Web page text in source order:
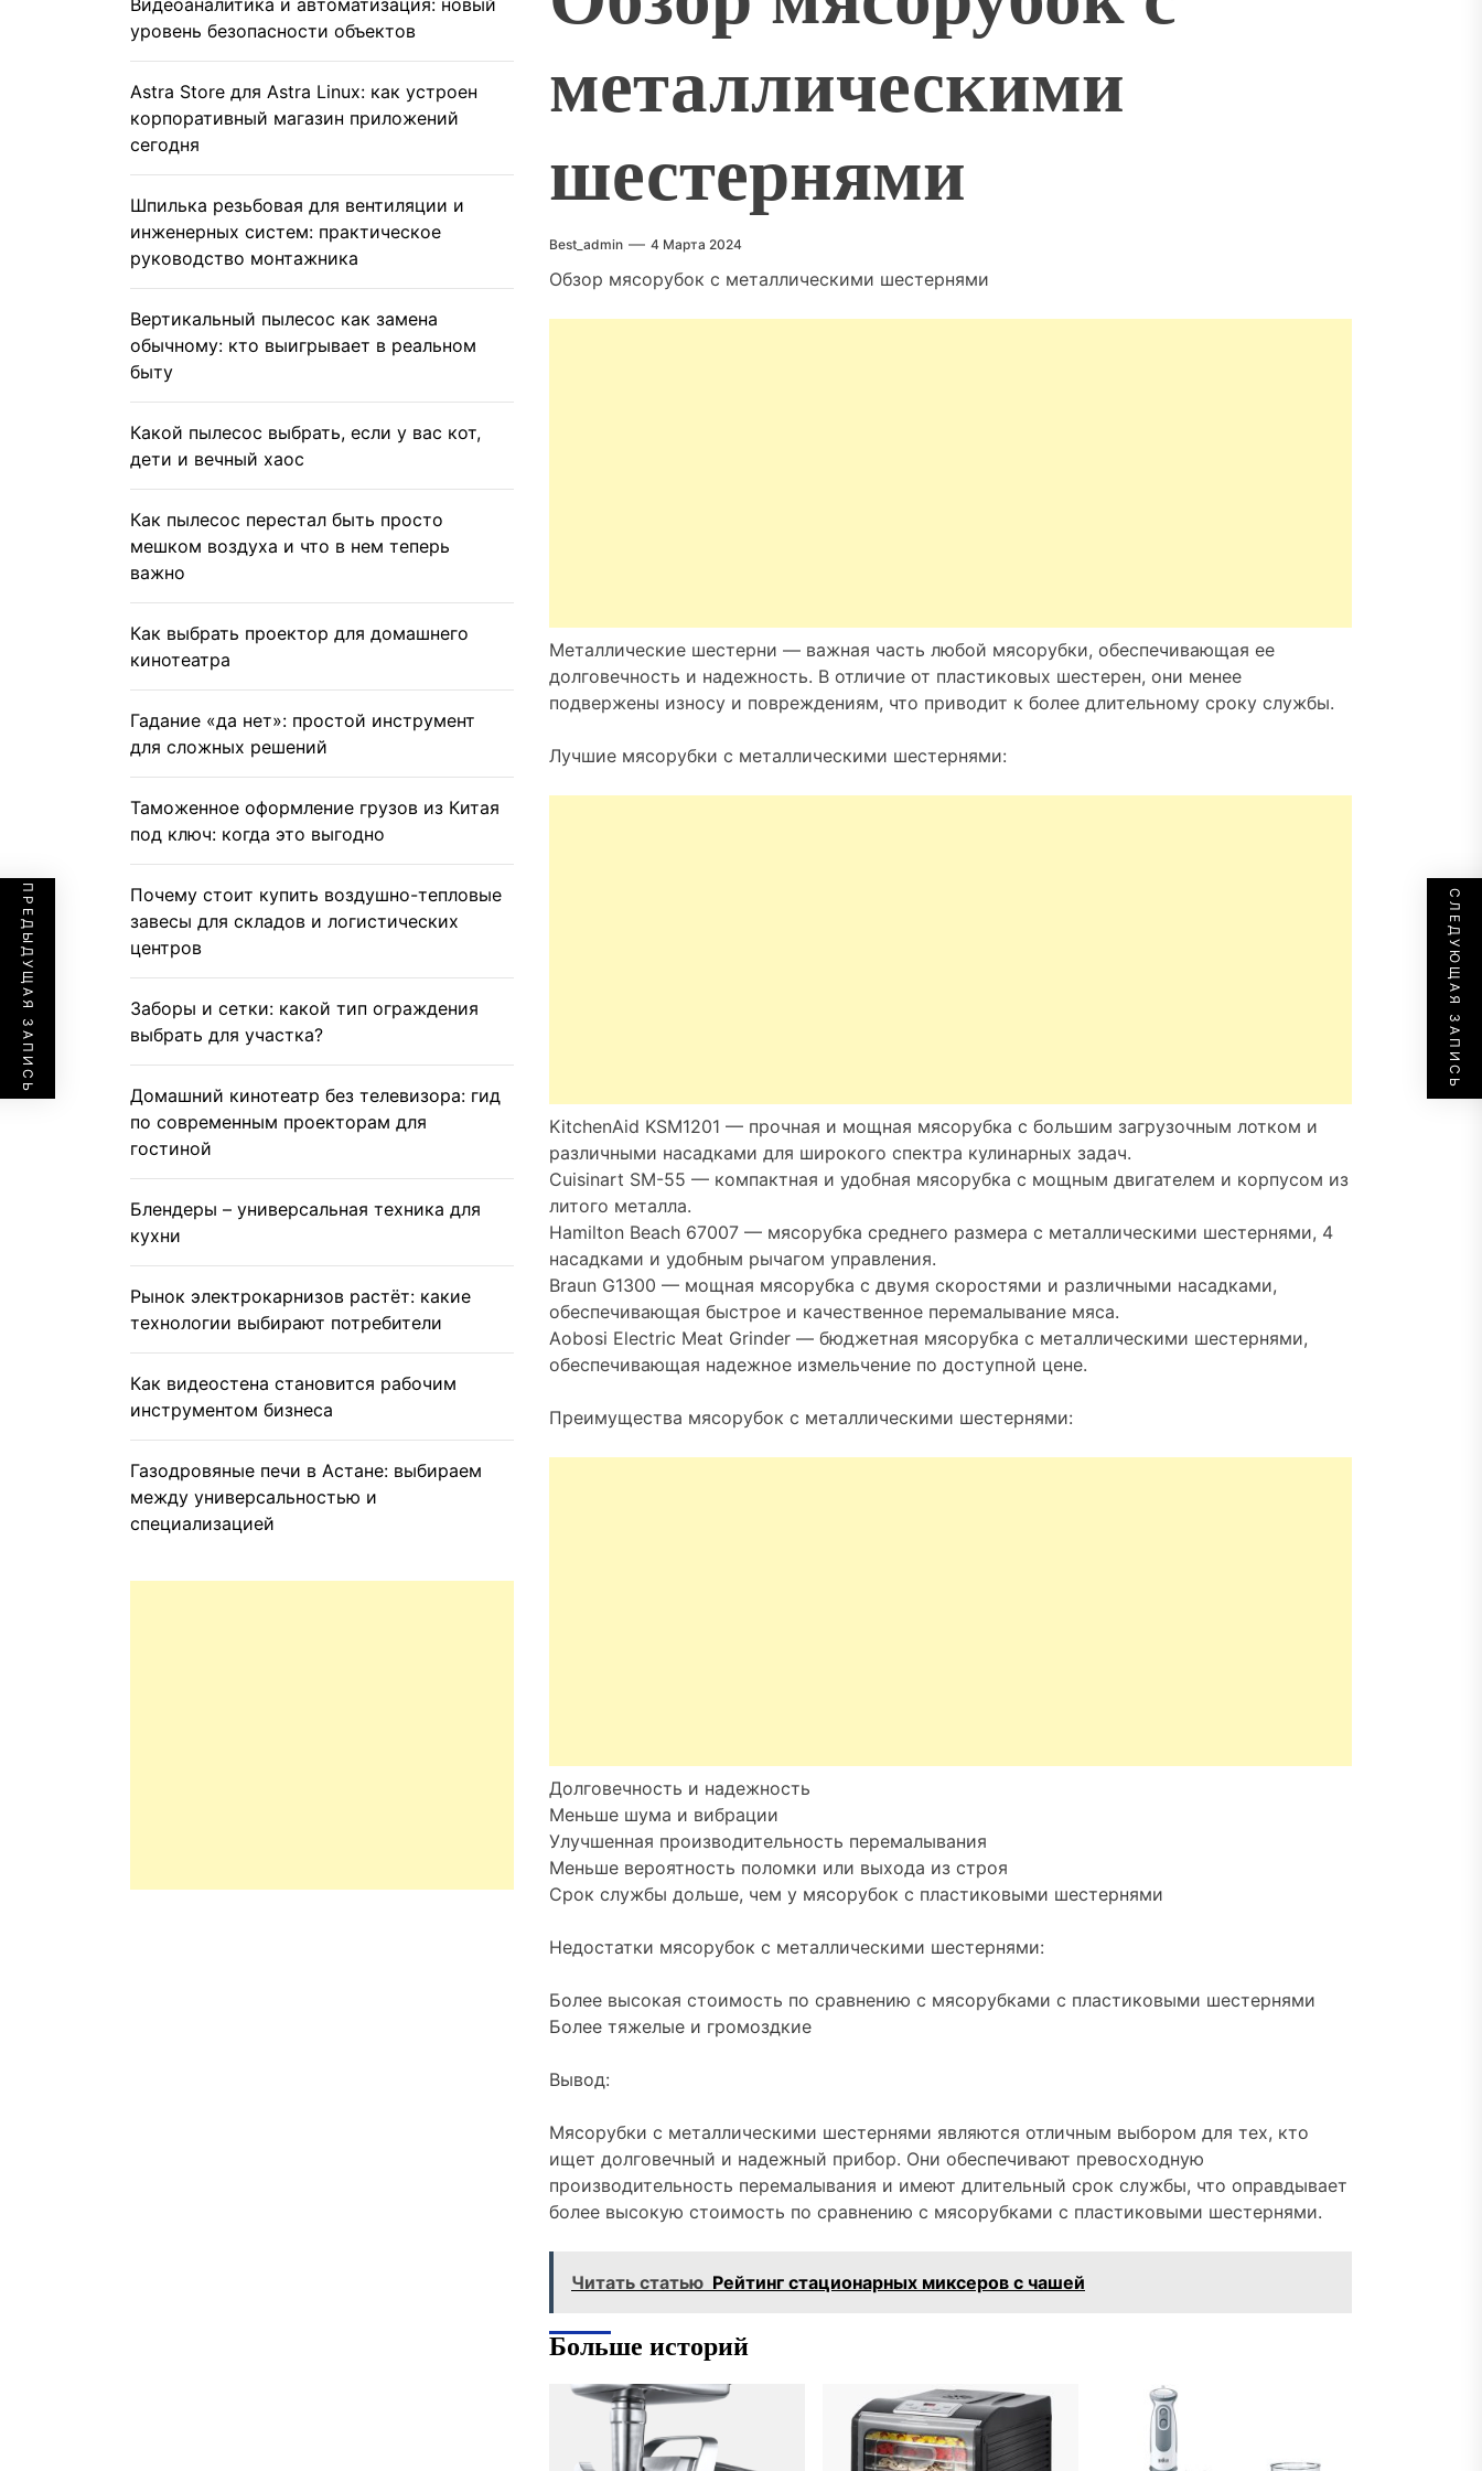
металлическими
шестернями
Best_admin 4 Марта 2024
Обзор мясорубок с металлическими шестернями
Металлические шестерни — важная часть любой мясорубки, обеспечивающая ее
долговечность и надежность. В отличие от пластиковых шестерен, они менее
подвержены износу и повреждениям, что приводит к более длительному сроку службы.
Лучшие мясорубки с металлическими шестернями:
KitchenAid KSM1201 — прочная и мощная мясорубка с большим загрузочным лотком и
различными насадками для широкого спектра кулинарных задач.
Cuisinart SM-55 — компактная и удобная мясорубка с мощным двигателем и корпусом из
литого металла.
Hamilton Beach 67007 — мясорубка среднего размера с металлическими шестернями, 4
насадками и удобным рычагом управления.
Braun G1300 — мощная мясорубка с двумя скоростями и различными насадками,
обеспечивающая быстрое и качественное перемалывание мяса.
Aobosi Electric Meat Grinder — бюджетная мясорубка с металлическими шестернями,
обеспечивающая надежное измельчение по доступной цене.
Преимущества мясорубок с металлическими шестернями:
Долговечность и надежность
Меньше шума и вибрации
Улучшенная производительность перемалывания
Меньше вероятность поломки или выхода из строя
Срок службы дольше, чем у мясорубок с пластиковыми шестернями
Недостатки мясорубок с металлическими шестернями:
Более высокая стоимость по сравнению с мясорубками с пластиковыми шестернями
Более тяжелые и громоздкие
Вывод:
Мясорубки с металлическими шестернями являются отличным выбором для тех, кто
ищет долговечный и надежный прибор. Они обеспечивают превосходную
производительность перемалывания и имеют длительный срок службы, что оправдывает
более высокую стоимость по сравнению с мясорубками с пластиковыми шестернями.
Читать статью Рейтинг стационарных миксеров с чашей
ПРЕДЫДУЩАЯ ЗАПИСЬ СЛЕДУЮЩАЯ ЗАПИСЬ
Больше историй
Видеоаналитика и автоматизация: новый
уровень безопасности объектов
Astra Store для Astra Linux: как устроен
корпоративный магазин приложений
сегодня
Шпилька резьбовая для вентиляции и
инженерных систем: практическое
руководство монтажника
Вертикальный пылесос как замена
обычному: кто выигрывает в реальном
быту
Какой пылесос выбрать, если у вас кот,
дети и вечный хаос
Как пылесос перестал быть просто
мешком воздуха и что в нем теперь
важно
Как выбрать проектор для домашнего
кинотеатра
Гадание «да нет»: простой инструмент
для сложных решений
Таможенное оформление грузов из Китая
под ключ: когда это выгодно
Почему стоит купить воздушно-тепловые
завесы для складов и логистических
центров
Заборы и сетки: какой тип ограждения
выбрать для участка?
Домашний кинотеатр без телевизора: гид
по современным проекторам для
гостиной
Блендеры – универсальная техника для
кухни
Рынок электрокарнизов растёт: какие
технологии выбирают потребители
Как видеостена становится рабочим
инструментом бизнеса
Газодровяные печи в Астане: выбираем
между универсальностью и
специализацией